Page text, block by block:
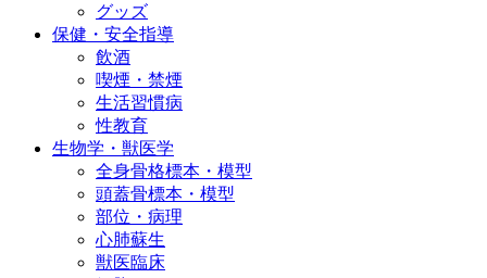
グッズ
保健・安全指導
飲酒
喫煙・禁煙
生活習慣病
性教育
生物学・獣医学
全身骨格標本・模型
頭蓋骨標本・模型
部位・病理
心肺蘇生
獣医臨床